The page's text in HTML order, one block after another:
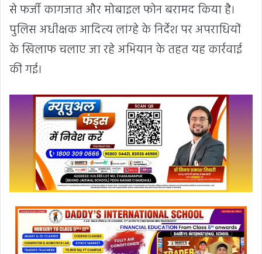
से फर्जी कागजात और मोबाइल फोन बरामद किया है।
पुलिस अधीक्षक आदित्य लांग्हे के निर्देश पर अपराधियों
के खिलाफ चलाए जा रहे अभियान के तहत यह कार्रवाई
की गई।